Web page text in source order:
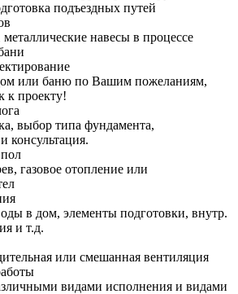
подъездных путей
навесы в процессе
или баню по Вашим пожеланиям,
к проекту!
выбор типа фундамента,
консультация.
газовое отопление или
в дом, элементы подготовки, внутр.
и т.д.
или смешанная вентиляция
видами исполнения и видами